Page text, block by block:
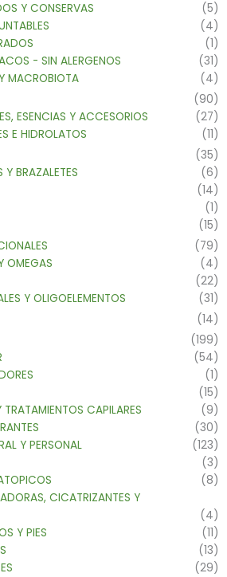
Y CONSERVAS
(5)
(4)
(1)
- SIN ALERGENOS
(31)
MACROBIOTA
(4)
(90)
ESENCIAS Y ACCESORIOS
(27)
E HIDROLATOS
(11)
(35)
Y BRAZALETES
(6)
(14)
(1)
(15)
(79)
OMEGAS
(4)
(22)
Y OLIGOELEMENTOS
(31)
(14)
(199)
(54)
(1)
(15)
CAPILARES
(9)
(30)
Y PERSONAL
(123)
(3)
(8)
CICATRIZANTES Y
(4)
Y PIES
(11)
(13)
(29)